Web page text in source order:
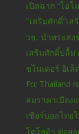
เปิดฉาก “โอโ
"เสริมศักดิ์”เ
วธ. นำพระส
เสริมศักดิ์ปลื้ม
ชไนเดอร์ อิเ
Fcc Thailand
สมราคาเมือง
เชียร์บอลไทย
โตโยต้า ต่อย